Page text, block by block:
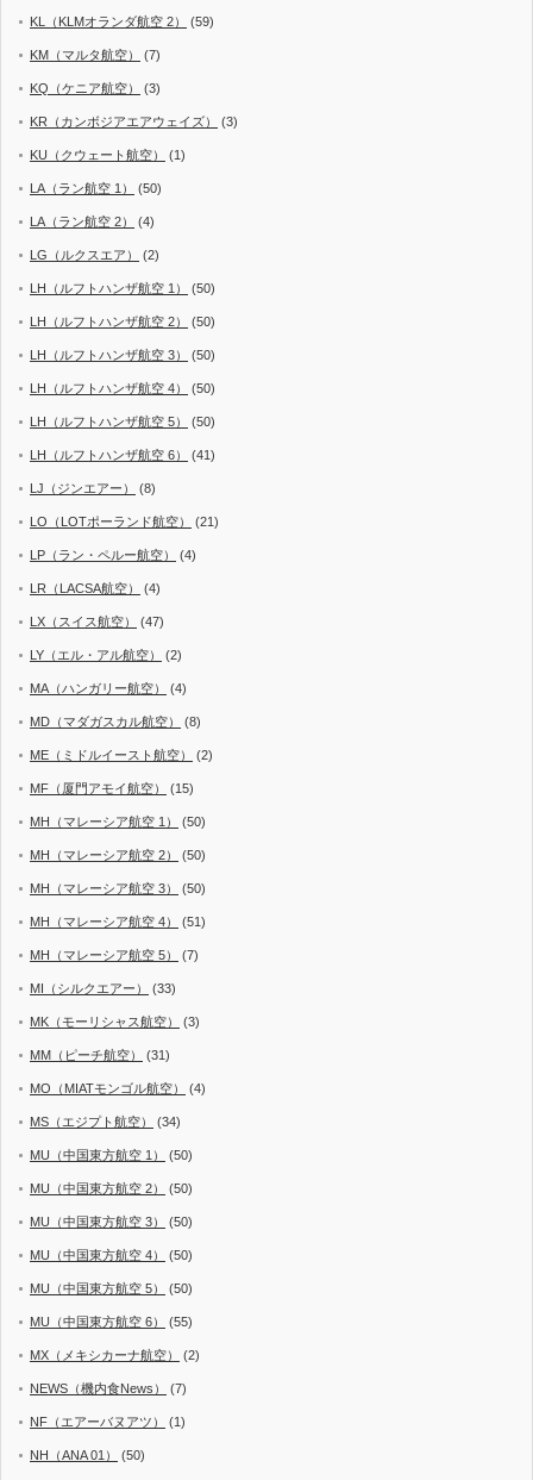
KL（KLMオランダ航空 2） (59)
KM（マルタ航空） (7)
KQ（ケニア航空） (3)
KR（カンボジアエアウェイズ） (3)
KU（クウェート航空） (1)
LA（ラン航空 1） (50)
LA（ラン航空 2） (4)
LG（ルクスエア） (2)
LH（ルフトハンザ航空 1） (50)
LH（ルフトハンザ航空 2） (50)
LH（ルフトハンザ航空 3） (50)
LH（ルフトハンザ航空 4） (50)
LH（ルフトハンザ航空 5） (50)
LH（ルフトハンザ航空 6） (41)
LJ（ジンエアー） (8)
LO（LOTポーランド航空） (21)
LP（ラン・ペルー航空） (4)
LR（LACSA航空） (4)
LX（スイス航空） (47)
LY（エル・アル航空） (2)
MA（ハンガリー航空） (4)
MD（マダガスカル航空） (8)
ME（ミドルイースト航空） (2)
MF（厦門アモイ航空） (15)
MH（マレーシア航空 1） (50)
MH（マレーシア航空 2） (50)
MH（マレーシア航空 3） (50)
MH（マレーシア航空 4） (51)
MH（マレーシア航空 5） (7)
MI（シルクエアー） (33)
MK（モーリシャス航空） (3)
MM（ピーチ航空） (31)
MO（MIATモンゴル航空） (4)
MS（エジプト航空） (34)
MU（中国東方航空 1） (50)
MU（中国東方航空 2） (50)
MU（中国東方航空 3） (50)
MU（中国東方航空 4） (50)
MU（中国東方航空 5） (50)
MU（中国東方航空 6） (55)
MX（メキシカーナ航空） (2)
NEWS（機内食News） (7)
NF（エアーバヌアツ） (1)
NH（ANA 01） (50)